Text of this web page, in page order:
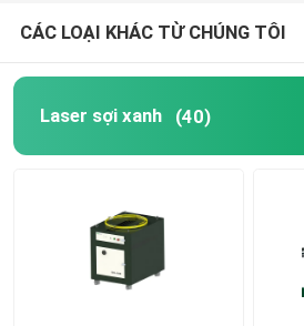
Máy cắt laser
CÁC LOẠI KHÁC TỪ CHÚNG TÔI
Laser sợi xanh (40)